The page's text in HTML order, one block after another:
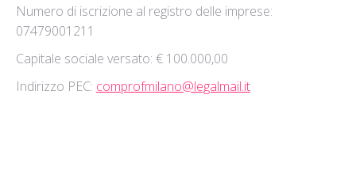
Numero di iscrizione al registro delle imprese:
07479001211
Capitale sociale versato: € 100.000,00
Indirizzo PEC: comprofmilano@legalmail.it